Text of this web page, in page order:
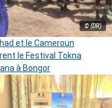
© (DR)
et le Cameroun
le Festival Tokna
à Bongor